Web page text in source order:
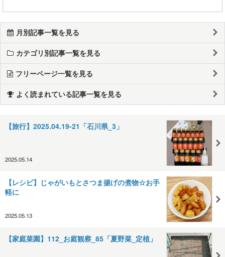
月別記事一覧を見る
カテゴリ別記事一覧を見る
フリーページ一覧を見る
よく読まれている記事一覧を見る
【旅行】2025.04.19-21「石川県_3」
2025.05.14
【レシピ】じゃがいもとさつま揚げの煮物☆お手
軽に
2025.05.13
【家庭菜園】112_お庭観察_85「夏野菜_定植」